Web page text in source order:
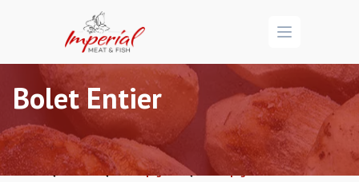
Open menu
Bolet Entier
Accueil/Marché/Champignons/
Champignons